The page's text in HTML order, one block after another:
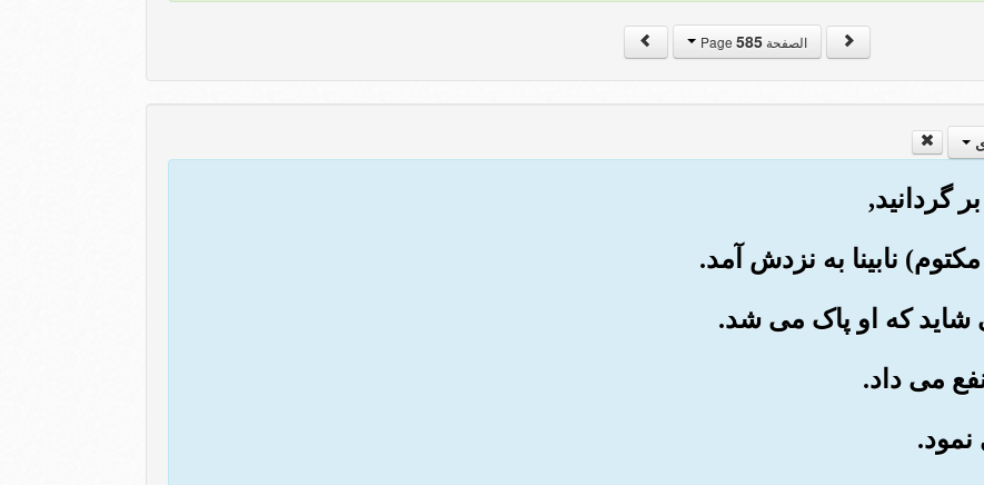
الصفحة Page585